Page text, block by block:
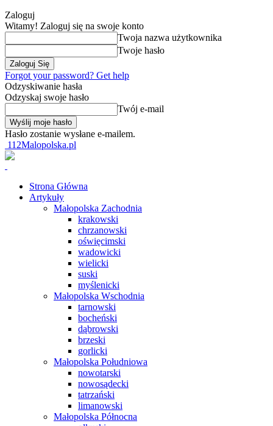
Zaloguj
Witamy! Zaloguj się na swoje konto
Twoja nazwa użytkownika
Twoje hasło
Forgot your password? Get help
Odzyskiwanie hasła
Odzyskaj swoje hasło
Twój e-mail
Hasło zostanie wysłane e-mailem.
112Malopolska.pl
Strona Główna
Artykuły
Małopolska Zachodnia
krakowski
chrzanowski
oświęcimski
wadowicki
wielicki
suski
myślenicki
Małopolska Wschodnia
tarnowski
bocheński
dąbrowski
brzeski
gorlicki
Małopolska Południowa
nowotarski
nowosądecki
tatrzański
limanowski
Małopolska Północna